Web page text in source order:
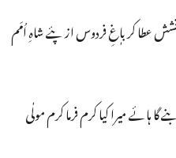
عطا کر باٖغِ فردوس از پئے شاہِ اُمَم
گا ہائے میرا کیا کرم فرما کرم مولٰی